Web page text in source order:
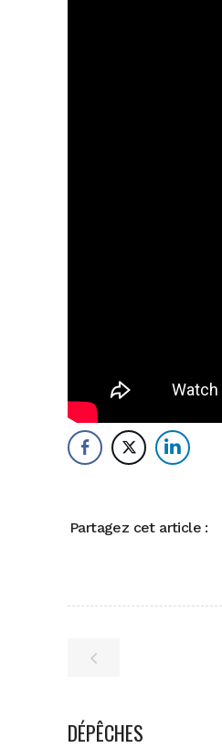
Partagez cet article :
DÉPÊCHES